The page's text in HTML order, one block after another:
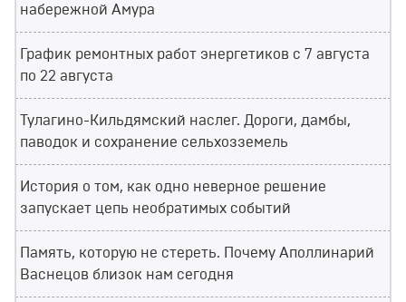
набережной Амура
График ремонтных работ энергетиков с 7 августа
по 22 августа
Тулагино-Кильдямский наслег. Дороги, дамбы,
паводок и сохранение сельхозземель
История о том, как одно неверное решение
запускает цепь необратимых событий
Память, которую не стереть. Почему Аполлинарий
Васнецов близок нам сегодня